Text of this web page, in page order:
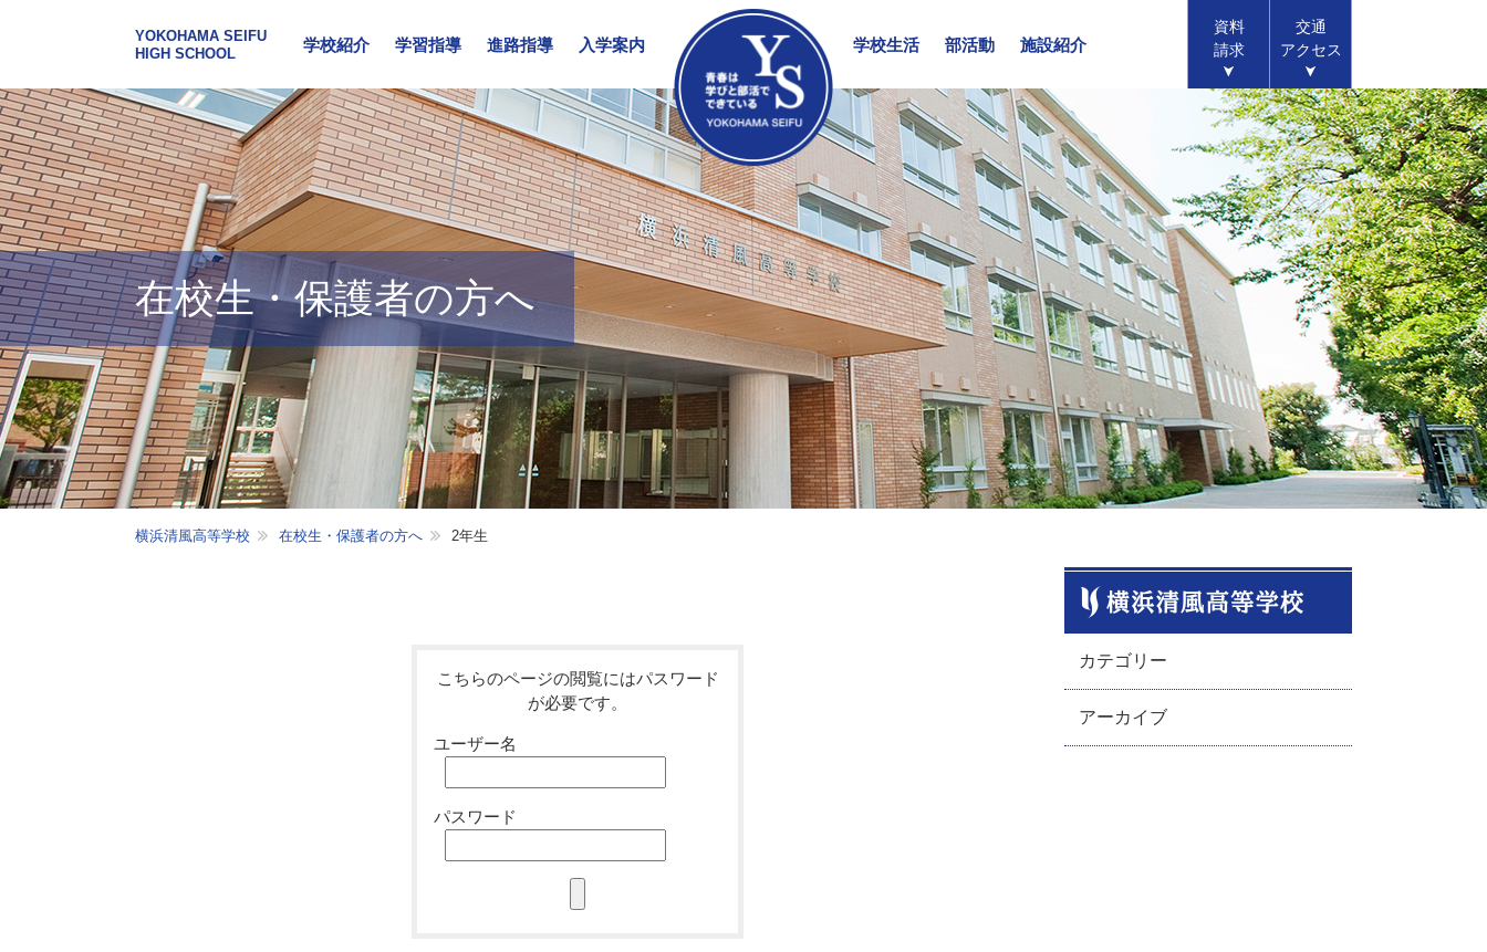
YOKOHAMA SEIFU
HIGH SCHOOL
学校紹介 学習指導 進路指導 入学案内 学校生活 部活動 施設紹介
資料
請求
交通
アクセス
在校生・保護者の方へ
横浜清風高等学校 在校生・保護者の方へ 2年生
こちらのページの閲覧にはパスワード
が必要です。
ユーザー名
パスワード
カテゴリー
アーカイブ